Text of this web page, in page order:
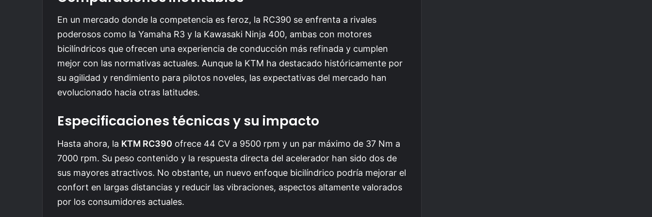
En un mercado donde la competencia es feroz, la RC390 se enfrenta a rivales
poderosos como la Yamaha R3 y la Kawasaki Ninja 400, ambas con motores
bicilíndricos que ofrecen una experiencia de conducción más refinada y cumplen
mejor con las normativas actuales. Aunque la KTM ha destacado históricamente por
su agilidad y rendimiento para pilotos noveles, las expectativas del mercado han
evolucionado hacia otras latitudes.
Especificaciones técnicas y su impacto
Hasta ahora, la KTM RC390 ofrece 44 CV a 9500 rpm y un par máximo de 37 Nm a
7000 rpm. Su peso contenido y la respuesta directa del acelerador han sido dos de
sus mayores atractivos. No obstante, un nuevo enfoque bicilíndrico podría mejorar el
confort en largas distancias y reducir las vibraciones, aspectos altamente valorados
por los consumidores actuales.